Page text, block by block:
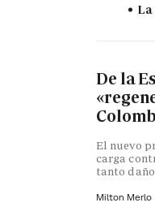
De la
El nuevo
carga
tanto
Milton Merlo